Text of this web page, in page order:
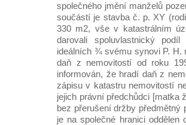
společného jmění manželů
součástí je stavba č. p. XY
330 m2, vše v katastrálním
darovali spoluvlastnický
ideálních ¾ svému synovi P. H.
daň z nemovitostí od roku
informován, že hradí daň z
zápisu v katastru nemovitostí
jejich právní předchůdci [matka
bez přerušení držby předmětný
je na společné hranici